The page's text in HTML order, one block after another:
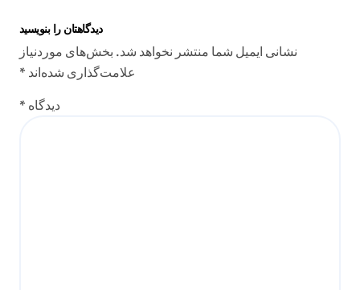
دیدگاهتان را بنویسید
نشانی ایمیل شما منتشر نخواهد شد. بخش‌های موردنیاز
علامت‌گذاری شده‌اند *
دیدگاه *